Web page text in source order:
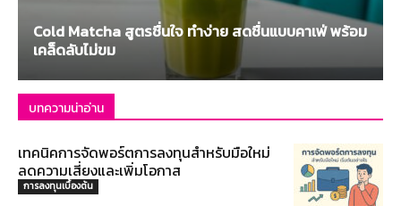
Cold Matcha สูตรชื่นใจ ทำง่าย สดชื่นแบบคาเฟ่ พร้อม
เคล็ดลับไม่ขม
บทความน่าอ่าน
เทคนิคการจัดพอร์ตการลงทุนสำหรับมือใหม่
ลดความเสี่ยงและเพิ่มโอกาส
การลงทุนเบื้องต้น